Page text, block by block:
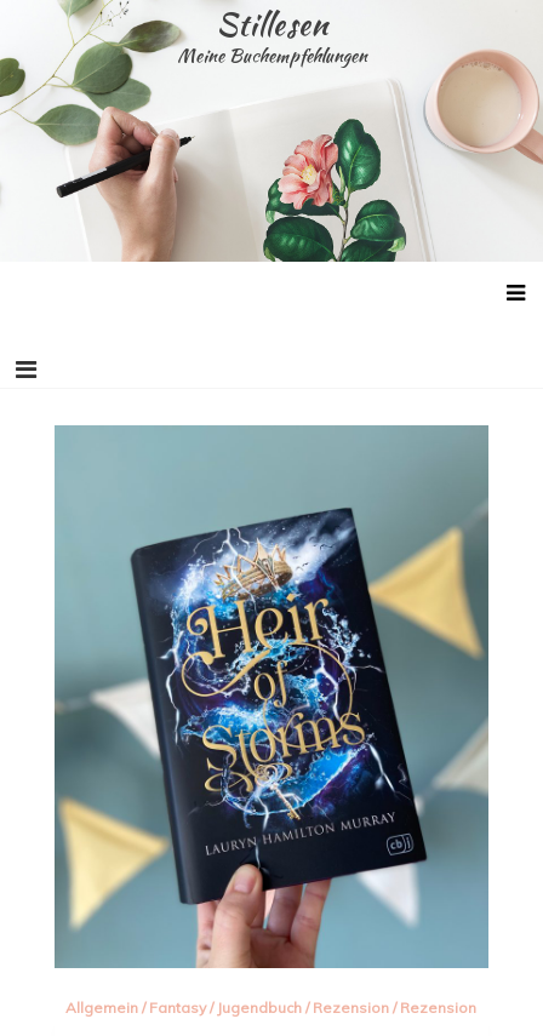
content
Stillesen
Meine Buchempfehlungen
Allgemein / Fantasy/ Jugendbuch / Rezension / Rezension